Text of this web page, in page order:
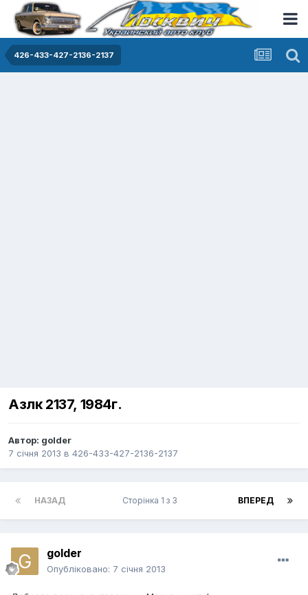
426-433-427-2136-2137
Азлк 2137, 1984г.
Автор: golder
7 січня 2013 в 426-433-427-2136-2137
НАЗАД ВПЕРЕД
Сторінка 1 з 3
golder
Опубліковано: 7 січня 2013